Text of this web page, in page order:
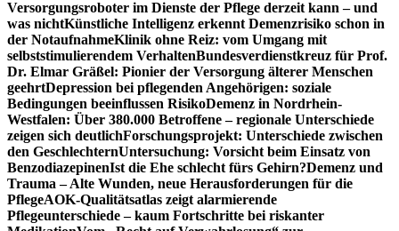
Versorgungsroboter im Dienste der Pflege derzeit kann – und
was nichtKünstliche Intelligenz erkennt Demenzrisiko schon in
der NotaufnahmeKlinik ohne Reiz: vom Umgang mit
selbststimulierendem VerhaltenBundesverdienstkreuz für Prof.
Dr. Elmar Gräßel: Pionier der Versorgung älterer Menschen
geehrtDepression bei pflegenden Angehörigen: soziale
Bedingungen beeinflussen RisikoDemenz in Nordrhein-
Westfalen: Über 380.000 Betroffene – regionale Unterschiede
zeigen sich deutlichForschungsprojekt: Unterschiede zwischen
den GeschlechternUntersuchung: Vorsicht beim Einsatz von
BenzodiazepinenIst die Ehe schlecht fürs Gehirn?Demenz und
Trauma – Alte Wunden, neue Herausforderungen für die
PflegeAOK-Qualitätsatlas zeigt alarmierende
Pflegeunterschiede – kaum Fortschritte bei riskanter